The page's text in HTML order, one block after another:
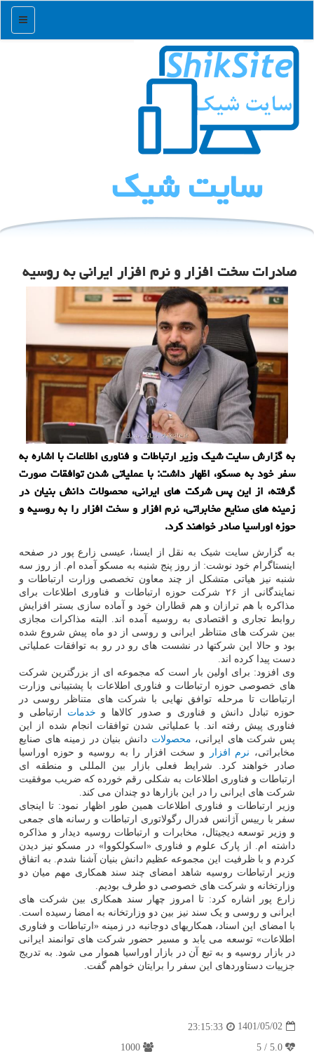
منو
سایت شیك
صادرات سخت افزار و نرم افزار ایرانی به روسیه
به گزارش سایت شیک وزیر ارتباطات و فناوری اطلاعات با اشاره به
سفر خود به مسکو، اظهار داشت: با عملیاتی شدن توافقات صورت
گرفته، از این پس شرکت های ایرانی، محصولات دانش بنیان در
زمینه های صنایع مخابراتی، نرم افزار و سخت افزار را به روسیه و
حوزه اوراسیا صادر خواهند کرد.
به گزارش سایت شیک به نقل از ایسنا، عیسی زارع پور در صفحه
اینستاگرام خود نوشت: از روز پنج شنبه به مسکو آمده ام. از روز سه
شنبه نیز هیاتی متشکل از چند معاون تخصصی وزارت ارتباطات و
نمایندگانی از ۲۶ شرکت حوزه ارتباطات و فناوری اطلاعات برای
مذاکره با هم ترازان و هم قطاران خود و آماده سازی بستر افزایش
روابط تجاری و اقتصادی به روسیه آمده اند. البته مذاکرات مجازی
بین شرکت های متناظر ایرانی و روسی از دو ماه پیش شروع شده
بود و حالا این شرکتها در نشست های رو در رو به توافقات عملیاتی
دست پیدا کرده اند.
وی افزود: برای اولین بار است که مجموعه ای از بزرگترین شرکت
های خصوصی حوزه ارتباطات و فناوری اطلاعات با پشتیبانی وزارت
ارتباطات تا مرحله توافق نهایی با شرکت های متناظر روسی در
حوزه تبادل دانش و فناوری و صدور کالاها و خدمات ارتباطی و
فناوری پیش رفته اند. با عملیاتی شدن توافقات انجام شده از این
پس شرکت های ایرانی، محصولات دانش بنیان در زمینه های صنایع
مخابراتی، نرم افزار
و سخت افزار را به روسیه و حوزه اوراسیا
صادر خواهند کرد. شرایط فعلی بازار بین المللی و منطقه ای
ارتباطات و فناوری اطلاعات به شکلی رقم خورده که ضریب موفقیت
شرکت های ایرانی را در این بازارها دو چندان می کند.
وزیر ارتباطات و فناوری اطلاعات همین طور اظهار نمود: تا اینجای
سفر با رییس آژانس فدرال رگولاتوری ارتباطات و رسانه های جمعی
و وزیر توسعه دیجیتال، مخابرات و ارتباطات روسیه دیدار و مذاکره
داشته ام. از پارک علوم و فناوری «اسکولکووا» در مسکو نیز دیدن
کردم و با ظرفیت این مجموعه عظیم دانش بنیان آشنا شدم. به اتفاق
وزیر ارتباطات روسیه شاهد امضای چند سند همکاری مهم میان دو
وزارتخانه و شرکت های خصوصی دو طرف بودیم.
زارع پور اشاره کرد: تا امروز چهار سند همکاری بین شرکت های
ایرانی و روسی و یک سند نیز بین دو وزارتخانه به امضا رسیده است.
با امضای این اسناد، همکاریهای دوجانبه در زمینه «ارتباطات و فناوری
اطلاعات» توسعه می یابد و مسیر حضور شرکت های توانمند ایرانی
در بازار روسیه و به تبع آن در بازار اوراسیا هموار می شود. به تدریج
جزییات دستاوردهای این سفر را برایتان خواهم گفت.
1401/05/02
23:15:33